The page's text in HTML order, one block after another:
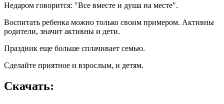
Недаром говорится: "Все вместе и душа на месте".
Воспитать ребенка можно только своим примером. Активны
родители, значит активны и дети.
Праздник еще больше сплачивает семью.
Сделайте приятное и взрослым, и детям.
Скачать: